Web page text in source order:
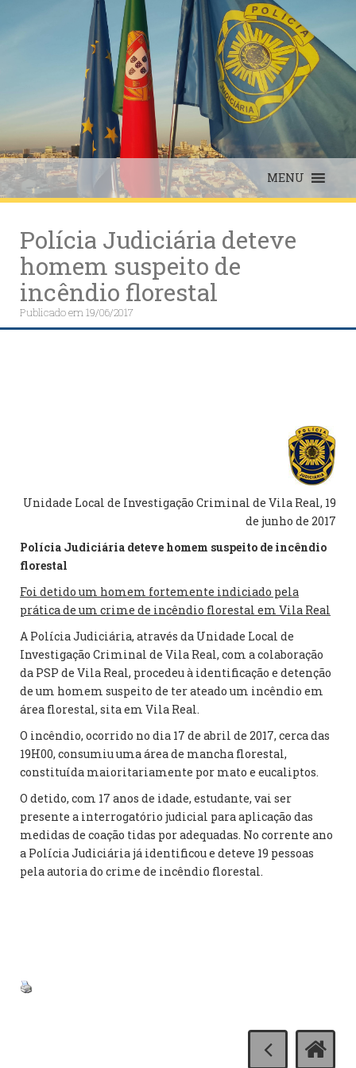
MENU
Polícia Judiciária deteve
homem suspeito de
incêndio florestal
Publicado em19/06/2017
Unidade Local de Investigação Criminal de Vila Real, 19
de junho de 2017
Polícia Judiciária deteve homem suspeito de incêndio
florestal
Foi detido um homem fortemente indiciado pela
prática de um crime de incêndio florestal em Vila Real
A Polícia Judiciária, através da Unidade Local de
Investigação Criminal de Vila Real, com a colaboração
da PSP de Vila Real, procedeu à identificação e detenção
de um homem suspeito de ter ateado um incêndio em
área florestal, sita em Vila Real.
O incêndio, ocorrido no dia 17 de abril de 2017, cerca das
19H00, consumiu uma área de mancha florestal,
constituída maioritariamente por mato e eucaliptos.
O detido, com 17 anos de idade, estudante, vai ser
presente a interrogatório judicial para aplicação das
medidas de coação tidas por adequadas. No corrente ano
a Polícia Judiciária já identificou e deteve 19 pessoas
pela autoria do crime de incêndio florestal.